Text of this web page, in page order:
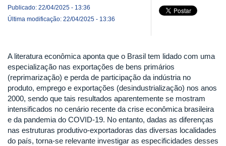
Publicado: 22/04/2025 - 13:36
Última modificação: 22/04/2025 - 13:36
A literatura econômica aponta que o Brasil tem lidado com uma
especialização nas exportações de bens primários
(reprimarização) e perda de participação da indústria no
produto, emprego e exportações (desindustrialização) nos anos
2000, sendo que tais resultados aparentemente se mostram
intensificados no cenário recente da crise econômica brasileira
e da pandemia do COVID-19. No entanto, dadas as diferenças
nas estruturas produtivo-exportadoras das diversas localidades
do país, torna-se relevante investigar as especificidades desses